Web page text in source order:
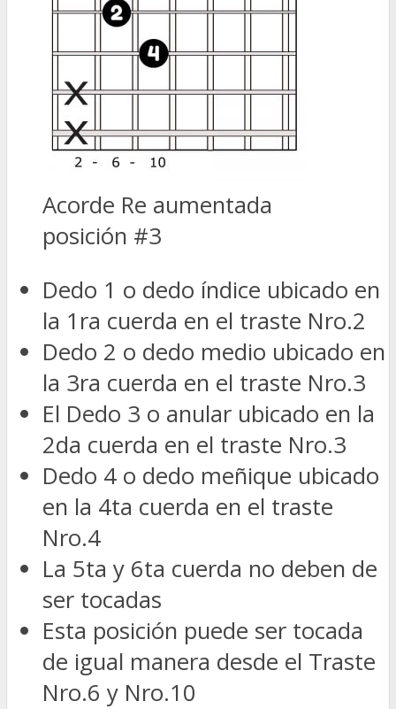
Acorde Re aumentada
posición #3
Dedo 1 o dedo índice ubicado en
la 1ra cuerda en el traste Nro.2
Dedo 2 o dedo medio ubicado en
la 3ra cuerda en el traste Nro.3
El Dedo 3 o anular ubicado en la
2da cuerda en el traste Nro.3
Dedo 4 o dedo meñique ubicado
en la 4ta cuerda en el traste
Nro.4
La 5ta y 6ta cuerda no deben de
ser tocadas
Esta posición puede ser tocada
de igual manera desde el Traste
Nro.6 y Nro.10